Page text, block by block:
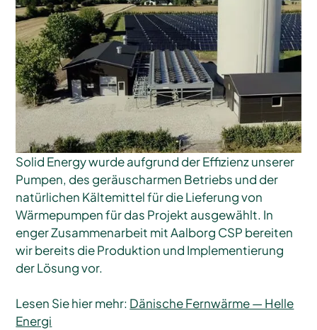
Solid Energy wurde aufgrund der Effizienz unserer
Pumpen, des geräuscharmen Betriebs und der
natürlichen Kältemittel für die Lieferung von
Wärmepumpen für das Projekt ausgewählt. In
enger Zusammenarbeit mit Aalborg CSP bereiten
wir bereits die Produktion und Implementierung
der Lösung vor.
Lesen Sie hier mehr: Dänische Fernwärme — Helle
Energi